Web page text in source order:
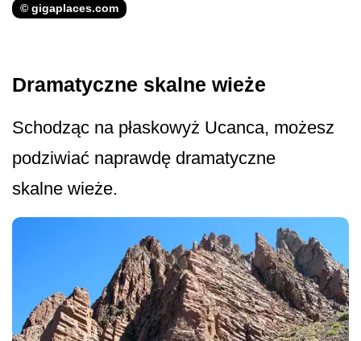
© gigaplaces.com
Dramatyczne skalne wieże
Schodząc na płaskowyż Ucanca, możesz
podziwiać naprawdę dramatyczne
skalne wieże.